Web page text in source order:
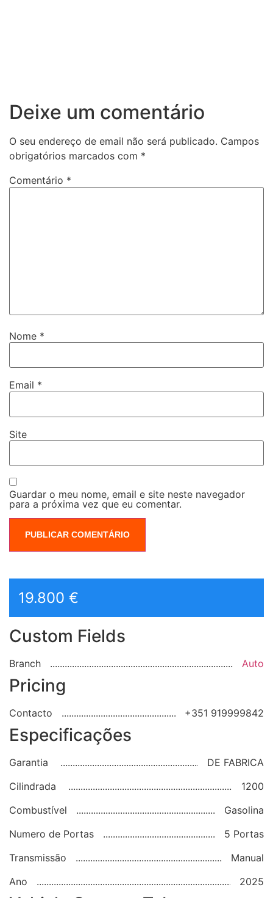
Deixe um comentário
O seu endereço de email não será publicado. Campos
obrigatórios marcados com *
Comentário *
Nome *
Email *
Site
Guardar o meu nome, email e site neste navegador
para a próxima vez que eu comentar.
19.800 €
Custom Fields
Branch Auto
Pricing
Contacto +351 919999842
Especificações
Garantia
DE FABRICA
Cilindrada
1200
Combustível
Gasolina
Numero de Portas
5 Portas
Transmissão
Manual
Ano
2025